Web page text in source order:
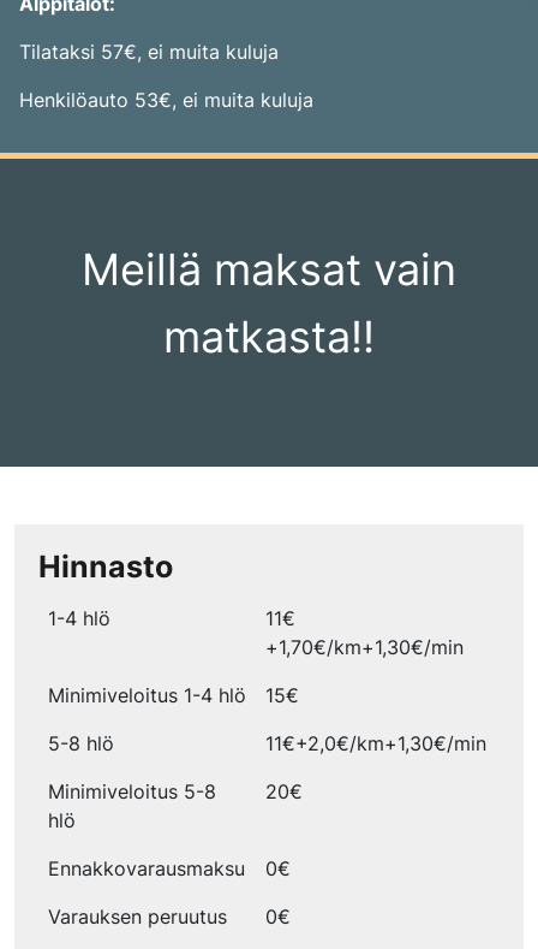
Tilataksi 57€, ei muita kuluja
Henkilöauto 53€, ei muita kuluja
Meillä maksat vain
matkasta!!
Hinnasto
1-4 hlö
11€
+1,70€/km+1,30€/min
Minimiveloitus 1-4 hlö
15€
5-8 hlö
11€+2,0€/km+1,30€/min
Minimiveloitus 5-8
hlö
20€
Ennakkovarausmaksu
0€
Varauksen peruutus
0€